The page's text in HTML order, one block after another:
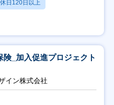
休日120日以上
険_加入促進プロジェクト
イン株式会社